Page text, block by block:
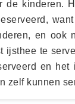
de kinderen.
en ook
ijsthee te
en
zelf kunnen